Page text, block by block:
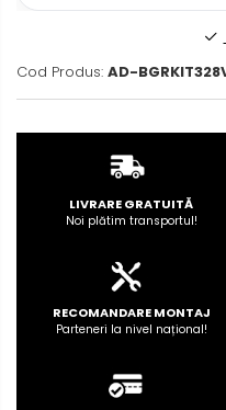
Rame adaptoare Dodge
Rame adaptoare Subaru
Rame adaptoare Iveco
Rame adaptoare Smart
Rame adaptoare Land Rover
Rame adaptoare Hummer
Cod Produs: AD-
LIVRARE GRATUITĂ
Noi plătim transportul!
RECOMANDARE MONTAJ
Parteneri la nivel național!